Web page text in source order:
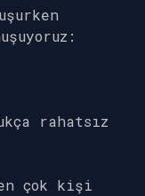
rahatsız
çok kişi